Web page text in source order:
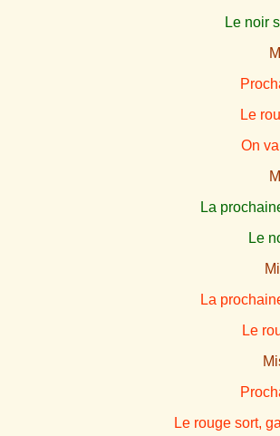
Le noir
Le
On
La
Le
La
Le
Le rouge sort,